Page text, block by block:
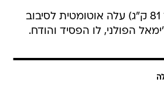
(עד 81 ק"ג) עלה אוטומטית לסיבוב
הפולני, לו הפסיד והודח.